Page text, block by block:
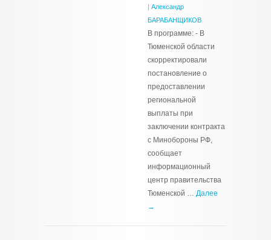
| Александр
БАРАБАНЩИКОВ
В программе: - В
Тюменской области
скорректировали
постановление о
предоставлении
региональной
выплаты при
заключении контракта
с Минобороны РФ,
сообщает
информационный
центр правительства
Тюменской … Далее
→